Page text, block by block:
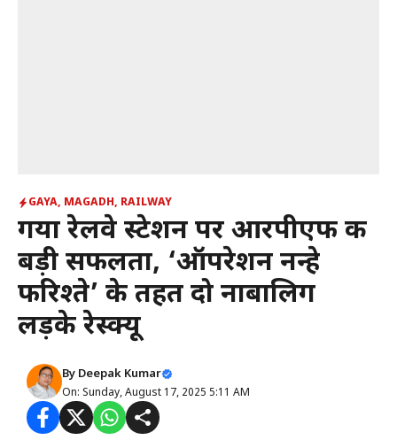
GAYA, MAGADH, RAILWAY
गया रेलवे स्टेशन पर आरपीएफ की
बड़ी सफलता, ‘ऑपरेशन नन्हे
फरिश्ते’ के तहत दो नाबालिग
लड़के रेस्क्यू
By Deepak Kumar
On: Sunday, August 17, 2025 5:11 AM